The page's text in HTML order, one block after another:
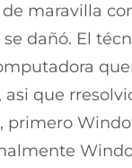
maravilla
dañó. El
asi que
primero